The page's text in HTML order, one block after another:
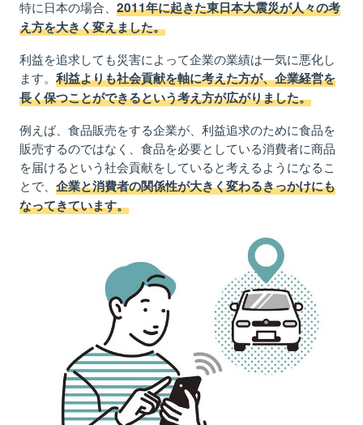
特に日本の場合、 2011年に起きた東日本大震災が人々の考
え方を大きく変えました。
利益を追求しても災害によって企業の業績は一気に悪化し
ます。 利益よりも社会貢献を軸に考えた方が、企業経営を
長く保つことができるという考え方が広がりました。
例えば、食品販売をする企業が、利益追求のために食品を
販売するのではなく、食品を必要としている消費者に商品
を届けるという社会貢献をしていると考えるようになるこ
とで、 企業と消費者の関係性が大きく変わるきっかけにも
なってきています。